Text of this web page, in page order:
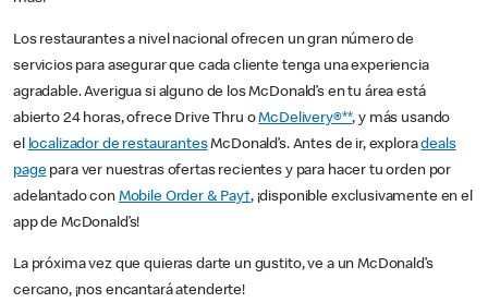
Los restaurantes a nivel nacional ofrecen un gran número de
servicios para asegurar que cada cliente tenga una experiencia
agradable. Averigua si alguno de los McDonald’s en tu área está
abierto 24 horas, ofrece Drive Thru oMcDelivery®**, y más usando
el localizador de restaurantesMcDonald’s. Antes de ir, exploradeals
pagepara ver nuestras ofertas recientes y para hacer tu orden por
adelantado con Mobile Order & Pay†, ¡disponible exclusivamente en el
app de McDonald’s!
La próxima vez que quieras darte un gustito, ve a un McDonald’s
cercano, ¡nos encantará atenderte!